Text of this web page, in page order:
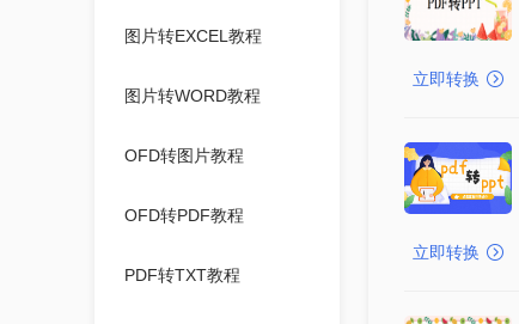
图片转EXCEL教程
图片转WORD教程
OFD转图片教程
OFD转PDF教程
PDF转TXT教程
立即转换
立即转换